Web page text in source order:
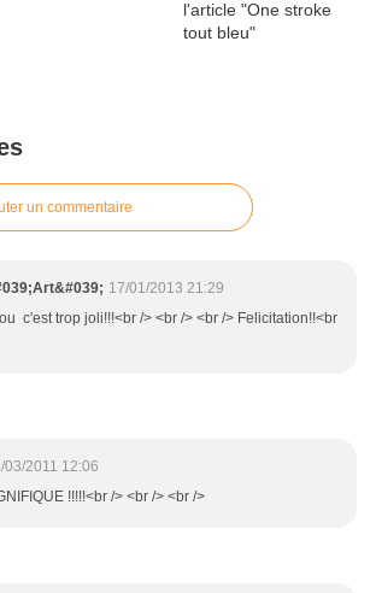
un commentaire
17/01/2013 21:29
c'est trop joli!!!<br /> <br /> <br /> Felicitation!!<br
03/2011 12:06
!!!!!<br /> <br /> <br />